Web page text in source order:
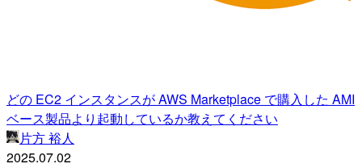
どの EC2 インスタンスが AWS Marketplace で購入した AMI
ベース製品より起動しているか教えてください
片方 裕人
2025.07.02